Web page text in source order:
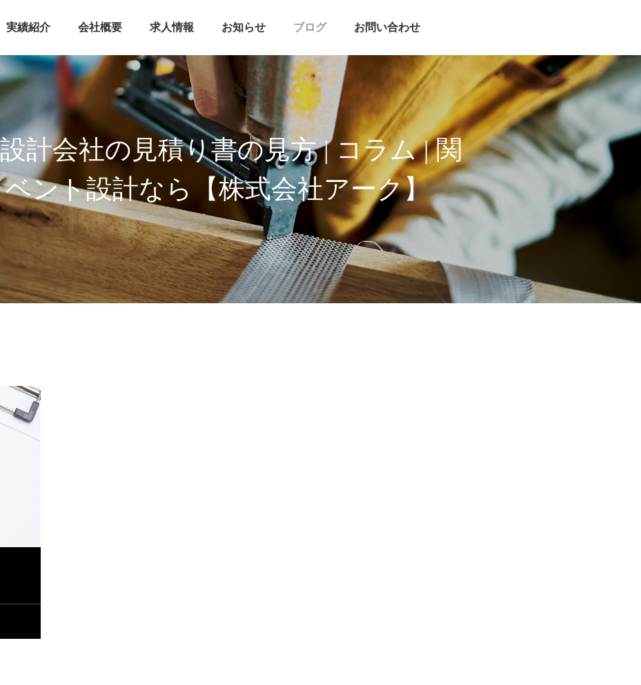
実績紹介 会社概要 求人情報 お知らせ ブログ お問い合わせ
計会社の見積り書の見方 | コラム | 関
ント設計なら【株式会社アーク】